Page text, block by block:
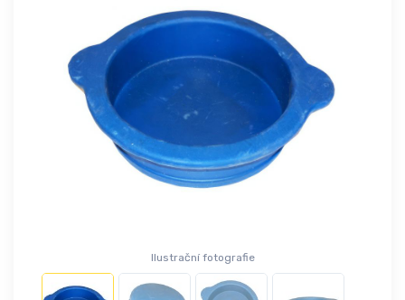
Ilustrační fotografie